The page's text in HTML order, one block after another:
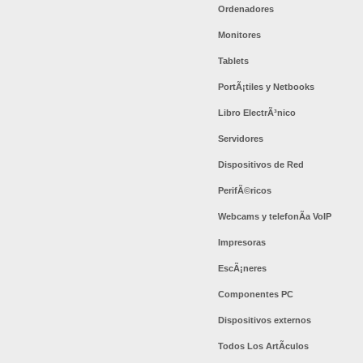
Ordenadores
Monitores
Tablets
PortÃ¡tiles y Netbooks
Libro ElectrÃ³nico
Servidores
Dispositivos de Red
PerifÃ©ricos
Webcams y telefonÃ­a VoIP
Impresoras
EscÃ¡neres
Componentes PC
Dispositivos externos
Todos Los ArtÃ­culos